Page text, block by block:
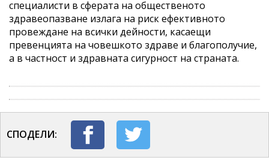
специалисти в сферата на общественото
здравеопазване излага на риск ефективното
провеждане на всички дейности, касаещи
превенцията на човешкото здраве и благополучие,
а в частност и здравната сигурност на страната.
СПОДЕЛИ: